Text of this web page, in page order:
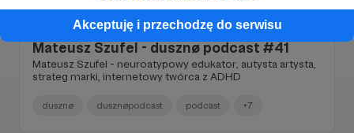
Akceptuję i przechodzę do serwisu
24.07.2025 ● Brak komentarzy
Mateusz Szufel - dusznø podcast #41
Mateusz Szufel - neuroatypowy edukator, autysta artysta,
strateg marki, internetowy twórca z ADHD
dusznø dusznøpodcast podcast +7